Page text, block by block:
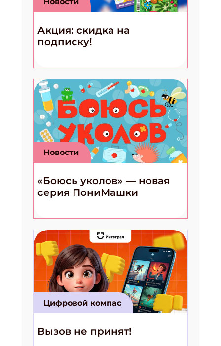
Акция: скидка на
подписку!
Новости
«Боюсь уколов» — новая
серия ПониМашки
Цифровой компас
Вызов не принят!